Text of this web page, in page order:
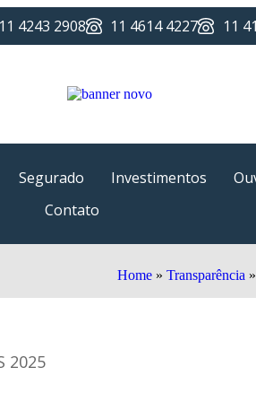
11 4243 2908 11 4614 4227 11
Segurado Investimentos
Contato
Home » Transparência »
2025